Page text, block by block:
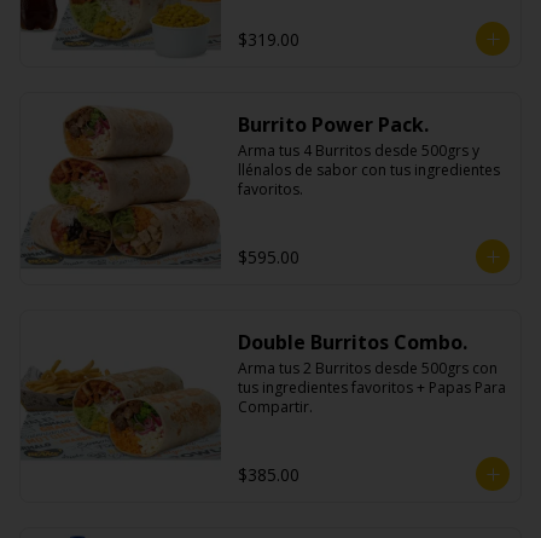
$319.00
Burrito Power Pack.
Arma tus 4 Burritos desde 500grs y
llénalos de sabor con tus ingredientes
favoritos.
$595.00
Double Burritos Combo.
Arma tus 2 Burritos desde 500grs con
tus ingredientes favoritos + Papas Para
Compartir.
$385.00